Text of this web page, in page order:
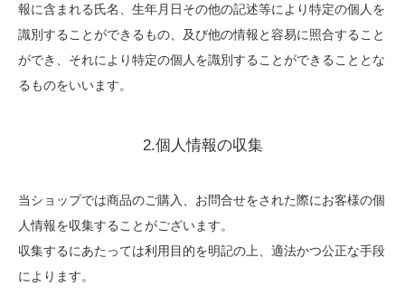
報に含まれる氏名、生年月日その他の記述等により特定の個人を
識別することができるもの、及び他の情報と容易に照合すること
ができ、それにより特定の個人を識別することができることとな
るものをいいます。
2.個人情報の収集
当ショップでは商品のご購入、お問合せをされた際にお客様の個
人情報を収集することがございます。
収集するにあたっては利用目的を明記の上、適法かつ公正な手段
によります。